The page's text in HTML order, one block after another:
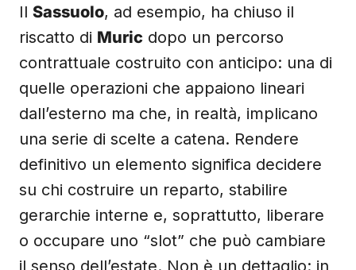
Il Sassuolo, ad esempio, ha chiuso il
riscatto di Muric dopo un percorso
contrattuale costruito con anticipo: una di
quelle operazioni che appaiono lineari
dall’esterno ma che, in realtà, implicano
una serie di scelte a catena. Rendere
definitivo un elemento significa decidere
su chi costruire un reparto, stabilire
gerarchie interne e, soprattutto, liberare
o occupare uno “slot” che può cambiare
il senso dell’estate. Non è un dettaglio: in